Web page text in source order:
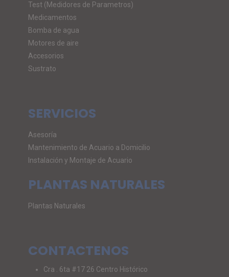
Test (Medidores de Parametros)
Medicamentos
Bomba de agua
Motores de aire
Accesorios
Sustrato
SERVICIOS
Asesoría
Mantenimiento de Acuario a Domicilio
Instalación y Montaje de Acuario
PLANTAS NATURALES
Plantas Naturales
CONTACTENOS
Cra . 6ta #17 26 Centro Histórico